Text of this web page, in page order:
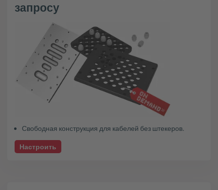
запросу
Свободная конструкция для кабелей без штекеров.
Настроить